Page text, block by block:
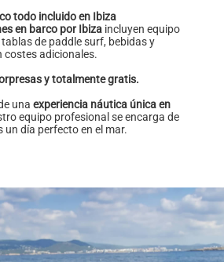
todo incluido en Ibiza
en barco por Ibizaincluyen equipo
de paddle surf, bebidas y
costes adicionales.
y totalmente gratis.
una experiencia náutica única en
equipo profesional se encarga de
un día perfecto en el mar.